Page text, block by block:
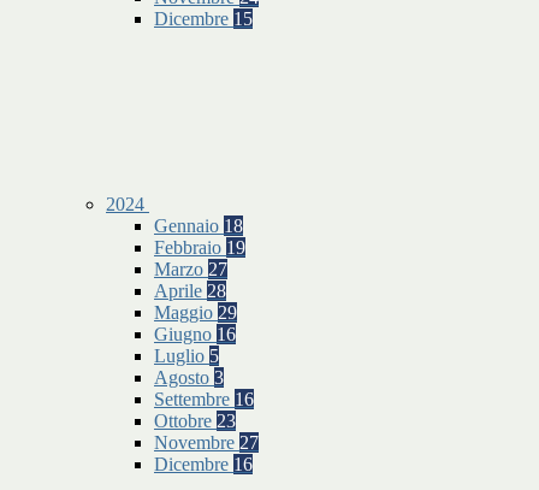
Dicembre 15
2024
Gennaio 18
Febbraio 19
Marzo 27
Aprile 28
Maggio 29
Giugno 16
Luglio 5
Agosto 3
Settembre 16
Ottobre 23
Novembre 27
Dicembre 16